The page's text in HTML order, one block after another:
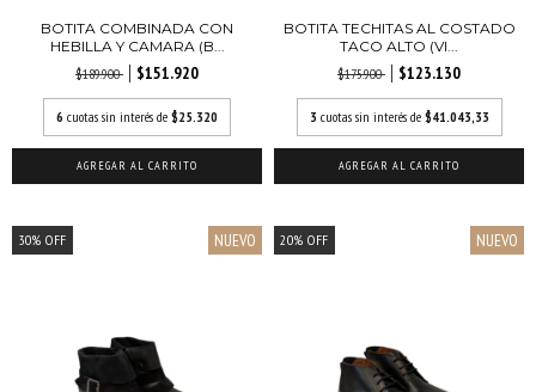
BOTITA COMBINADA CON
HEBILLA Y CAMARA (B...
$189.900
$151.920
6 cuotas sin interés de $25.320
AGREGAR AL CARRITO
BOTITA TECHITAS AL COSTADO
TACO ALTO (VI...
$175.900
$123.130
3 cuotas sin interés de $41.043,33
AGREGAR AL CARRITO
30% OFF NUEVO 20% OFF NUEVO